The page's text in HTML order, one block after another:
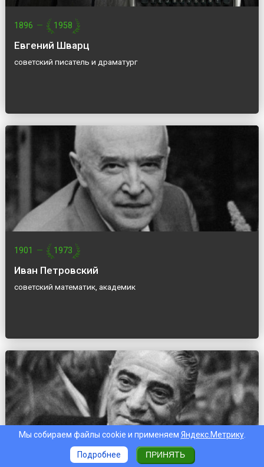
1896 — 1958
Евгений Шварц
советский писатель и драматург
1901 — 1973
Иван Петровский
советский математик, академик
Мы собираем файлы cookie и применяем Яндекс.Метрику.
Подробнее ПРИНЯТЬ